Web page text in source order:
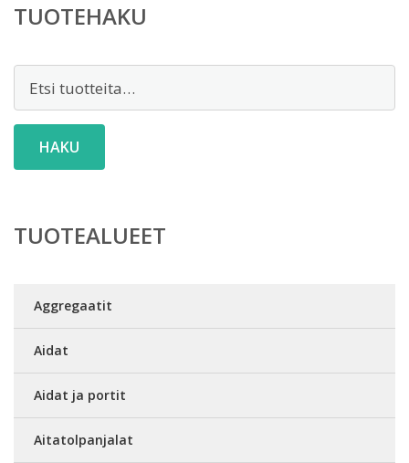
TUOTEHAKU
HAKU
TUOTEALUEET
Aggregaatit
Aidat
Aidat ja portit
Aitatolpanjalat